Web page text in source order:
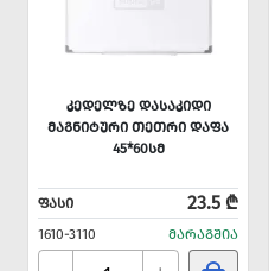
ᲙᲔᲓᲔᲚᲖᲔ ᲓᲐᲡᲐᲙᲘᲓᲘ
ᲛᲐᲒᲜᲘᲢᲣᲠᲘ ᲗᲔᲗᲠᲘ ᲓᲐᲤᲐ
45*60ᲡᲛ
ᲤᲐᲡᲘ 23.5 ₾
1610-3110 ᲛᲐᲠᲐᲒᲨᲘᲐ